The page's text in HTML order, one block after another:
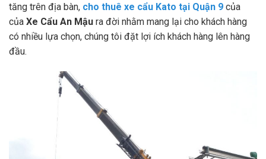
tăng trên địa bàn, cho thuê xe cẩu Kato tại Quận 9 của
của Xe Cẩu An Mậu ra đời nhằm mang lại cho khách hàng
có nhiều lựa chọn, chúng tôi đặt lợi ích khách hàng lên hàng
đầu.